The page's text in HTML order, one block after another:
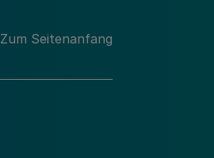
Zum Seitenanfang